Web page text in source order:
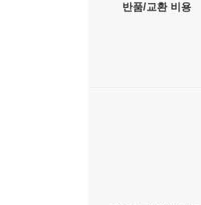
반품/교환 비용